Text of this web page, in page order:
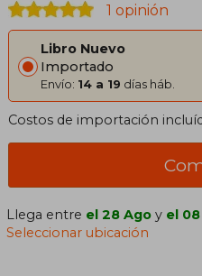
1 opinión
Libro Nuevo
Importado
Envío: 14 a 19 días háb.
Costos de importación
Llega entre el 28 Ago y el
Seleccionar ubicación